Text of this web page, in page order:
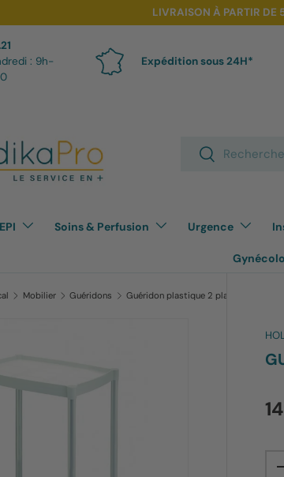
LIVRAISON À PARTIR
: 9h-
Expédition sous 24H*
Recherche
Rechercher
Soins & Perfusion Urgence
Mobilier Guéridons